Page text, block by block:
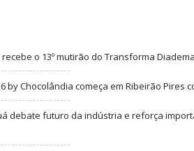
recebe o 13º mutirão do Transforma
by Chocolândia começa em Ribeirão Pires
debate futuro da indústria e reforça